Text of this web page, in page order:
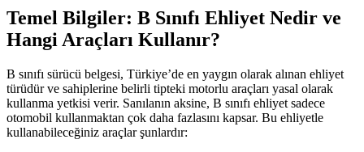
Temel Bilgiler: B Sınıfı Ehliyet Nedir ve
Hangi Araçları Kullanır?
B sınıfı sürücü belgesi, Türkiye’de en yaygın olarak alınan ehliyet
türüdür ve sahiplerine belirli tipteki motorlu araçları yasal olarak
kullanma yetkisi verir. Sanılanın aksine, B sınıfı ehliyet sadece
otomobil kullanmaktan çok daha fazlasını kapsar. Bu ehliyetle
kullanabileceğiniz araçlar şunlardır: